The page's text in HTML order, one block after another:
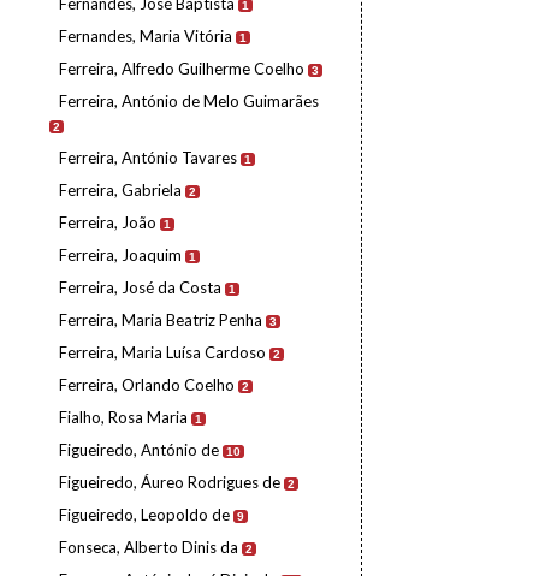
1
Fernandes, Maria Vitória 1
Ferreira, Alfredo Guilherme Coelho 3
Ferreira, António de Melo Guimarães
2
Ferreira, António Tavares 1
Ferreira, Gabriela 2
Ferreira, João 1
Ferreira, Joaquim 1
Ferreira, José da Costa 1
Ferreira, Maria Beatriz Penha 3
Ferreira, Maria Luísa Cardoso 2
Ferreira, Orlando Coelho 2
Fialho, Rosa Maria 1
Figueiredo, António de 10
Figueiredo, Áureo Rodrigues de 2
Figueiredo, Leopoldo de 9
Fonseca, Alberto Dinis da 2